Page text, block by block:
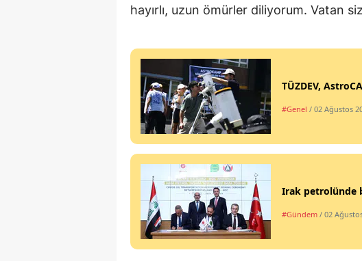
hayırlı, uzun ömürler diliyorum. Vatan
TÜZDEV,
#Genel / 02 Ağustos
Irak petrolünde
#Gündem / 02